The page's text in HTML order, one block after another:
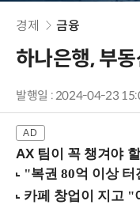
경제 금융
하나은행, 부
발행일 : 2024-04-23
AX 팀이 꼭 챙겨야 할 2선 : AI